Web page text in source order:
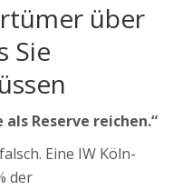
über
Sie
Reserve reichen.“
Eine IW Köln-
der